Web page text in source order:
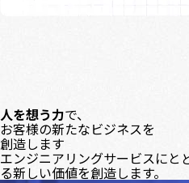
人を想う力で、
お客様の新たなビジネスを
創造します
エンジニアリングサービスにと
る新しい価値を創造します。